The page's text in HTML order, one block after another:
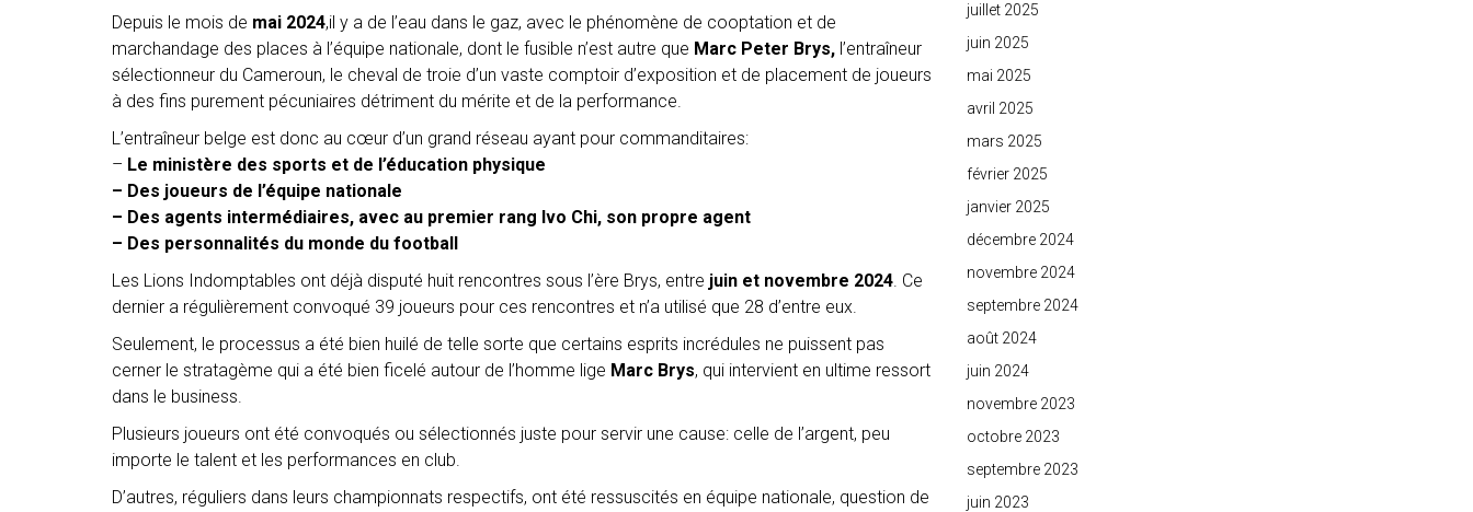
Depuis le mois de mai 2024,il y a de l’eau dans le gaz, avec le phénomène de cooptation et de
marchandage des places à l’équipe nationale, dont le fusible n’est autre que Marc Peter Brys, l’entraîneur
sélectionneur du Cameroun, le cheval de troie d’un vaste comptoir d’exposition et de placement de joueurs
à des fins purement pécuniaires détriment du mérite et de la performance.
L’entraîneur belge est donc au cœur d’un grand réseau ayant pour commanditaires:
– Le ministère des sports et de l’éducation physique
– Des joueurs de l’équipe nationale
– Des agents intermédiaires, avec au premier rang Ivo Chi, son propre agent
– Des personnalités du monde du football
Les Lions Indomptables ont déjà disputé huit rencontres sous l’ère Brys, entre juin et novembre 2024. Ce
dernier a régulièrement convoqué 39 joueurs pour ces rencontres et n’a utilisé que 28 d’entre eux.
Seulement, le processus a été bien huilé de telle sorte que certains esprits incrédules ne puissent pas
cerner le stratagème qui a été bien ficelé autour de l’homme lige Marc Brys, qui intervient en ultime ressort
dans le business.
Plusieurs joueurs ont été convoqués ou sélectionnés juste pour servir une cause: celle de l’argent, peu
importe le talent et les performances en club.
D’autres, réguliers dans leurs championnats respectifs, ont été ressuscités en équipe nationale, question de
juillet 2025
juin 2025
mai 2025
avril 2025
mars 2025
février 2025
janvier 2025
décembre 2024
novembre 2024
septembre 2024
août 2024
juin 2024
novembre 2023
octobre 2023
septembre 2023
juin 2023